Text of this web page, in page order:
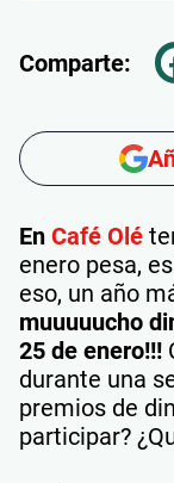
Comparte:
En Café Olé
enero pesa,
eso, un año
muuuuucho
25 de enero!!!
durante una
premios de
participar?